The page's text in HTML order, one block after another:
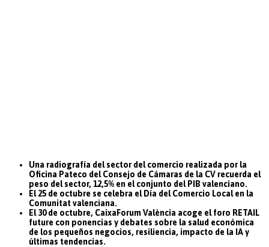
Una radiografía del sector del comercio realizada por la
Oficina Pateco del Consejo de Cámaras de la CV recuerda el
peso del sector, 12,5% en el conjunto del PIB valenciano.
El 25 de octubre se celebra el Día del Comercio Local en la
Comunitat valenciana.
El 30 de octubre, CaixaForum València acoge el foro RETAIL
future con ponencias y debates sobre la salud económica
de los pequeños negocios, resiliencia, impacto de la IA y
últimas tendencias.